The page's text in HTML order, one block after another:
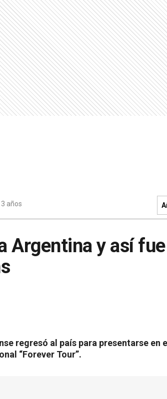
años
Argentina y así fue
regresó al país para presentarse en
“Forever Tour”.